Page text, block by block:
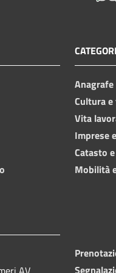
Cultura
Vita
Imprese
Catasto
Mobilità